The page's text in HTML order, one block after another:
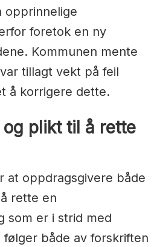
opprinnelige
foretok en ny
Kommunen mente
tillagt vekt på feil
å korrigere dette.
og plikt til å rette
at oppdragsgivere både
rette en
som er i strid med
både av forskriften